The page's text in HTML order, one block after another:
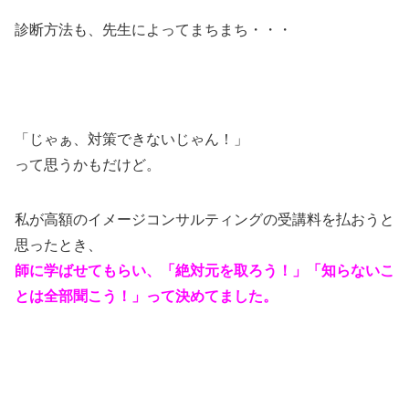
診断方法も、先生によってまちまち・・・
「じゃぁ、対策できないじゃん！」
って思うかもだけど。
私が高額のイメージコンサルティングの受講料を払おうと
思ったとき、
師に学ばせてもらい、「絶対元を取ろう！」「知らないこ
とは全部聞こう！」って決めてました。